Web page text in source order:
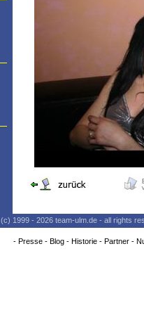
(c) 1999 - 2026 team-ulm.de - all rights
- Presse- Blog- Historie- Partner-